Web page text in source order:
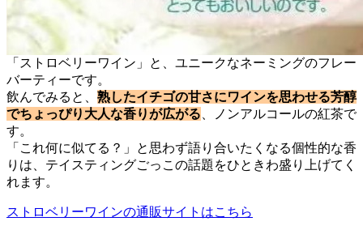
「ストロベリーワイン」と、ユニークなネーミングのフレー
バーティーです。
飲んでみると、 熟したイチゴの甘さにワインを思わせる芳醇
でちょっぴり大人な香りが広がる 、ノンアルコールの紅茶で
す。
「これ何に似てる？」と思わず語り合いたくなる個性的な香
りは、テイスティングごっこの話題をひときわ盛り上げてく
れます。
ストロベリーワインの通販サイトはこちら